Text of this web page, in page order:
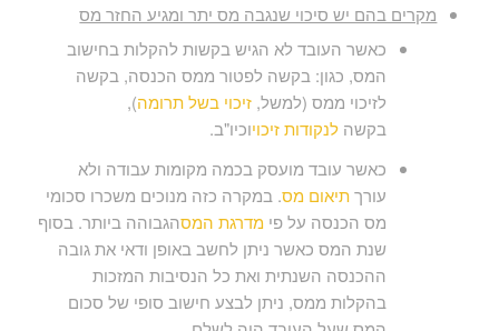
מקרים בהם יש סיכוי שנגבה מס יתר ומגיע החזר מס
כאשר העובד לא הגיש בקשות להקלות בחישוב
המס, כגון: בקשה לפטור ממס הכנסה, בקשה
לזיכוי ממס (למשל, זיכוי בשל תרומה),
בקשה לנקודות זיכויוכיו"ב.
כאשר עובד מועסק בכמה מקומות עבודה ולא
עורךתיאום מס. במקרה כזה מנוכים משכרו סכומי
מס הכנסה על פי מדרגת המסהגבוהה ביותר. בסוף
שנת המס כאשר ניתן לחשב באופן ודאי את גובה
ההכנסה השנתית ואת כל הנסיבות המזכות
בהקלות ממס, ניתן לבצע חישוב סופי של סכום